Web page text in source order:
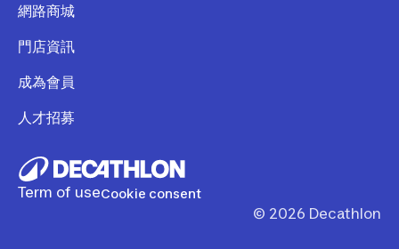
網路商城
門店資訊
成為會員
人才招募
Term of useCookie consent
© 2026 Decathlon